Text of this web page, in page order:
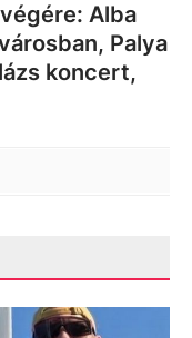
Alba
Palya
koncert,